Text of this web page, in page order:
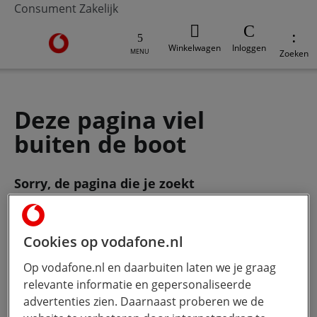
Consument Zakelijk
Ga naar de Vodafone homepage
MENU Winkelwagen Inloggen Zoeken
Deze pagina viel
buiten de boot
Sorry, de pagina die je zoekt
bestaat
niet meer. Gebruik de zoekbalk
om je vraag te stellen.
Wat wil je weten?Hoe meer jij
typt, hoe beter onze Ai werkt.
Cookies op vodafone.nl
Op vodafone.nl en daarbuiten laten we je graag
relevante informatie en gepersonaliseerde
advertenties zien. Daarnaast proberen we de